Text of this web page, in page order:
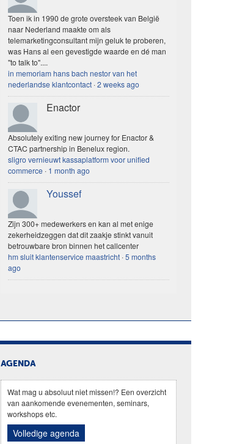
Toen ik in 1990 de grote oversteek van België
naar Nederland maakte om als
telemarketingconsultant mijn geluk te proberen,
was Hans al een gevestigde waarde en dé man
"to talk to"....
in memoriam hans bach nestor van het
nederlandse klantcontact ·2 weeks ago
Enactor
Absolutely exiting new journey for Enactor &
CTAC partnership in Benelux region.
sligro vernieuwt kassaplatform voor unified
commerce · 1 month ago
Youssef
Zijn 300+ medewerkers en kan al met enige
zekerheidzeggen dat dit zaakje stinkt vanuit
betrouwbare bron binnen het callcenter
hm sluit klantenservice maastricht ·5 months
ago
AGENDA
Wat mag u absoluut niet missen!? Een overzicht
van aankomende evenementen, seminars,
workshops etc.
Volledige agenda